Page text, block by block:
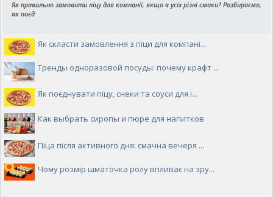
Як правильно замовити піцу для компанії, якщо в усіх різні смаки? Розбираємо,
як поєд
Як скласти замовлення з піци для компані...
Тренды одноразовой посуды: почему крафт ...
Як поєднувати піцу, снеки та соуси для і...
Как выбрать сиропы и пюре для напитков
Піца після активного дня: смачна вечеря ...
Чому розмір шматочка ролу впливає на зру...